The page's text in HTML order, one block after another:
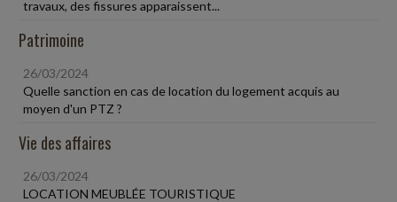
travaux, des fissures apparaissent...
Patrimoine
26/03/2024
Quelle sanction en cas de location du logement acquis au
moyen d'un PTZ ?
Vie des affaires
26/03/2024
LOCATION MEUBLÉE TOURISTIQUE